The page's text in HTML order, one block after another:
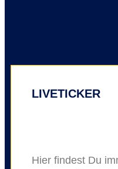
LIVETICKER
Hier findest Du